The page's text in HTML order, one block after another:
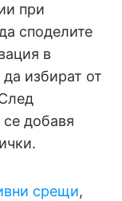
при
споделите
в
избират от
добавя
срещи,